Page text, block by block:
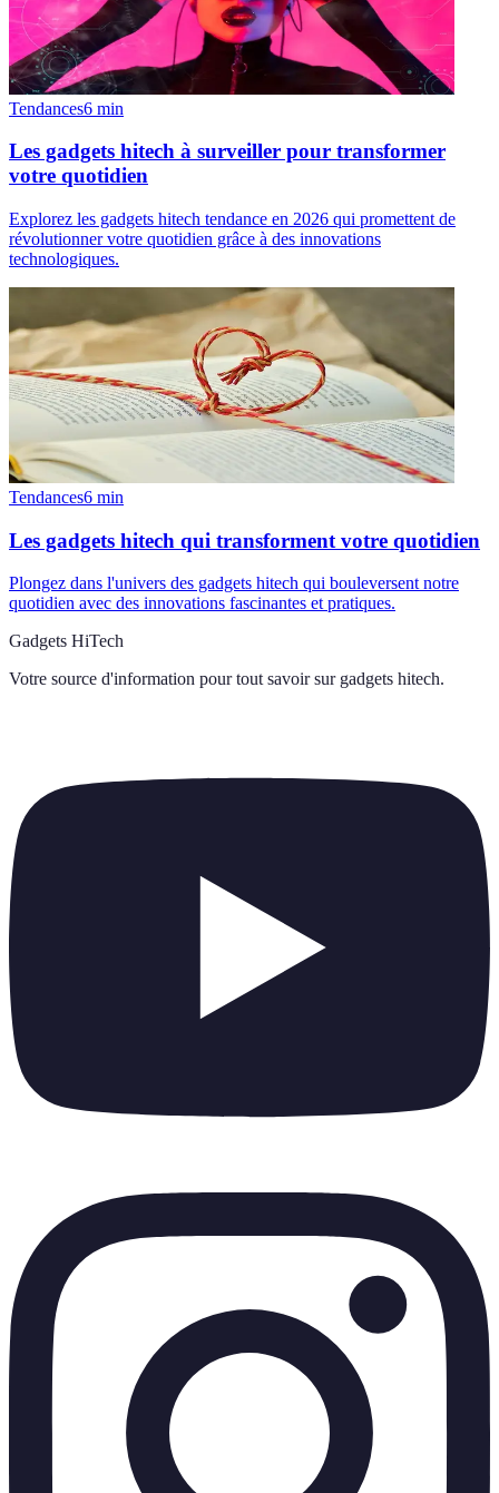
Tendances6 min
Les gadgets hitech à surveiller pour transformer
votre quotidien
Explorez les gadgets hitech tendance en 2026 qui promettent de
révolutionner votre quotidien grâce à des innovations
technologiques.
Tendances6 min
Les gadgets hitech qui transforment votre quotidien
Plongez dans l'univers des gadgets hitech qui bouleversent notre
quotidien avec des innovations fascinantes et pratiques.
Gadgets HiTech
Votre source d'information pour tout savoir sur gadgets hitech.